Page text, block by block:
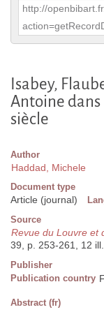
http://
Isabey,
Antoine
siècle
Author
Haddad, Michele
Document type
Article (journal)
Source
Revue du Louvre et
39, p. 253-261, 12
Publisher
Publication country
Abstract (fr)